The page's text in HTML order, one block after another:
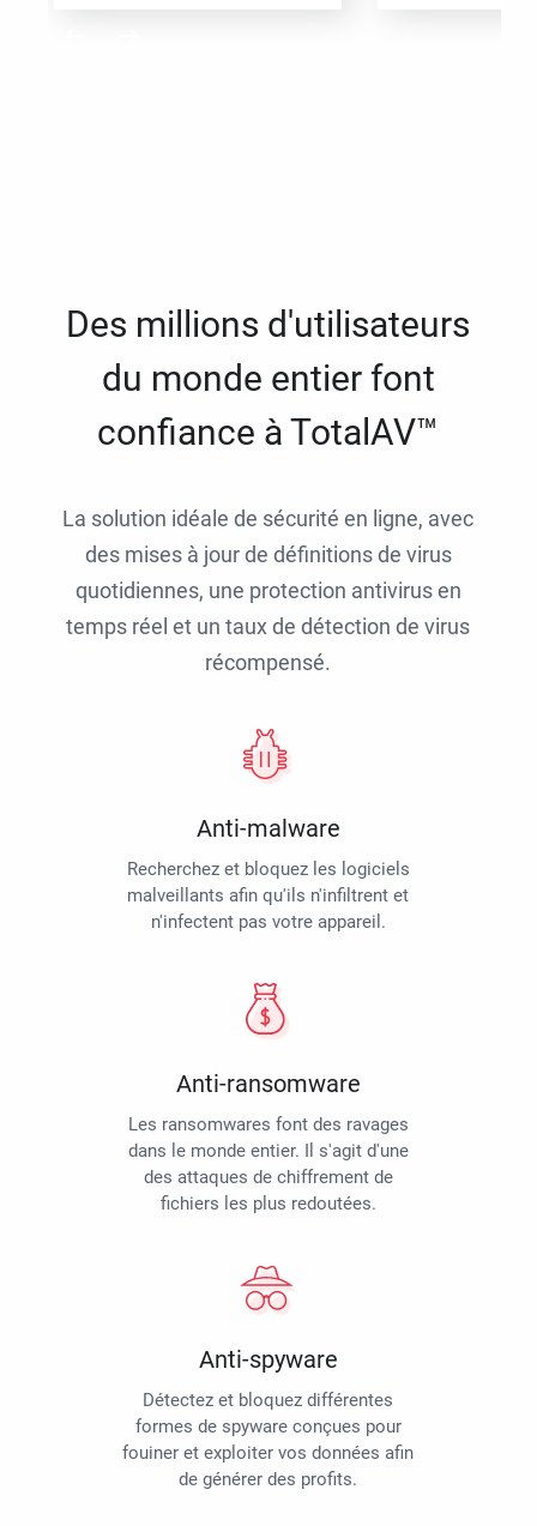
Des millions d'utilisateurs
du monde entier font
confiance à TotalAV™
La solution idéale de sécurité en ligne, avec
des mises à jour de définitions de virus
quotidiennes, une protection antivirus en
temps réel et un taux de détection de virus
récompensé.
Anti-malware
Recherchez et bloquez les logiciels
malveillants afin qu'ils n'infiltrent et
n'infectent pas votre appareil.
Anti-ransomware
Les ransomwares font des ravages
dans le monde entier. Il s'agit d'une
des attaques de chiffrement de
fichiers les plus redoutées.
Anti-spyware
Détectez et bloquez différentes
formes de spyware conçues pour
fouiner et exploiter vos données afin
de générer des profits.